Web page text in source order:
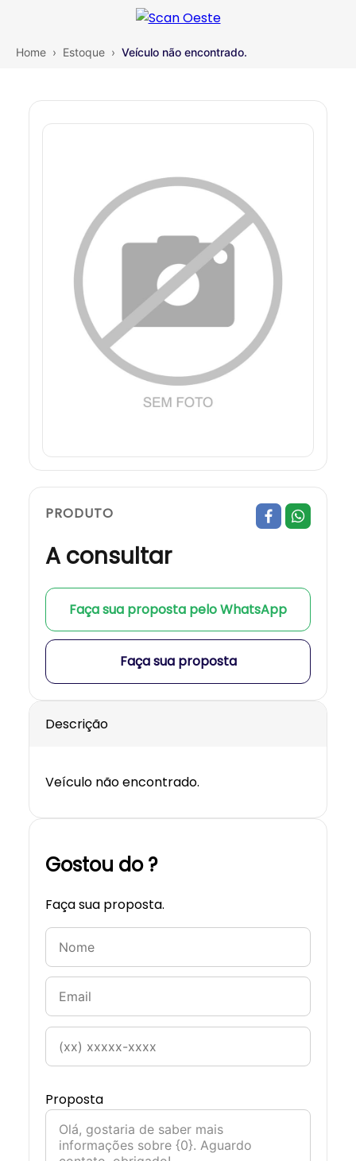
Home › Estoque › Veículo não encontrado.
PRODUTO
A consultar
Faça sua proposta pelo WhatsApp
Faça sua proposta
Descrição
Veículo não encontrado.
Gostou do ?
Faça sua proposta.
Proposta